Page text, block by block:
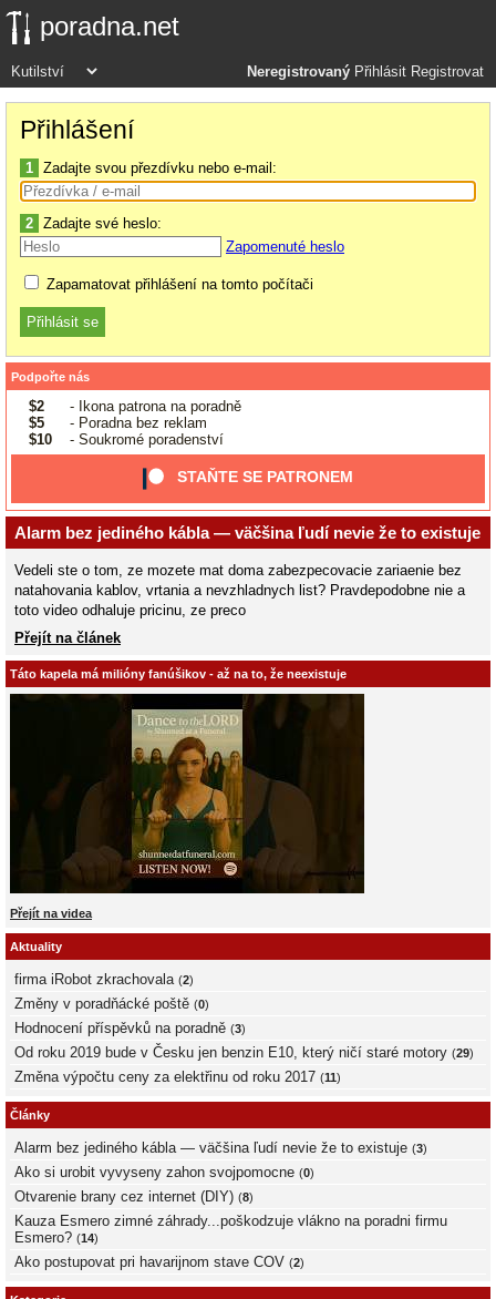
poradna.net
Neregistrovaný Přihlásit Registrovat
Přihlášení
1 Zadajte svou přezdívku nebo e-mail:
2 Zadajte své heslo:
Zapomenuté heslo
Zapamatovat přihlášení na tomto počítači
Podpořte nás
$2
- Ikona patrona na poradně
$5
- Poradna bez reklam
$10
- Soukromé poradenství
STAŇTE SE PATRONEM
Alarm bez jediného kábla — väčšina ľudí nevie že to existuje
Vedeli ste o tom, ze mozete mat doma zabezpecovacie zariaenie bez
natahovania kablov, vrtania a nevzhladnych list? Pravdepodobne nie a
toto video odhaluje pricinu, ze preco
Přejít na článek
Táto kapela má milióny fanúšikov - až na to, že neexistuje
Přejít na videa
Aktuality
firma iRobot zkrachovala (2)
Změny v poradňácké poště (0)
Hodnocení příspěvků na poradně (3)
Od roku 2019 bude v Česku jen benzin E10, který ničí staré motory (29)
Změna výpočtu ceny za elektřinu od roku 2017 (11)
Články
Alarm bez jediného kábla — väčšina ľudí nevie že to existuje (3)
Ako si urobit vyvyseny zahon svojpomocne (0)
Otvarenie brany cez internet (DIY) (8)
Kauza Esmero zimné záhrady...poškodzuje vlákno na poradni firmu
Esmero? (14)
Ako postupovat pri havarijnom stave COV (2)